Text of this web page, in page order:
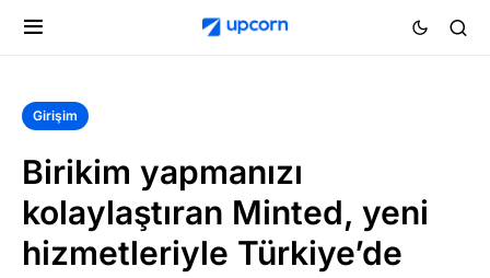
Girişim
Birikim yapmanızı
kolaylaştıran Minted, yeni
hizmetleriyle Türkiye’de